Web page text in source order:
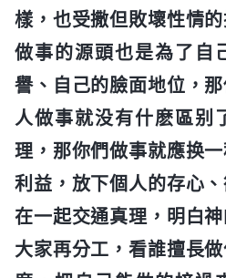
樣，也受撒但敗壞性情
做事的源頭也是為了自
譽、自己的臉面地位，
人做事就没有什麽區别
理，那你們做事就應换
利益，放下個人的存心
在一起交通真理，明白
大家再分工，看誰擅長